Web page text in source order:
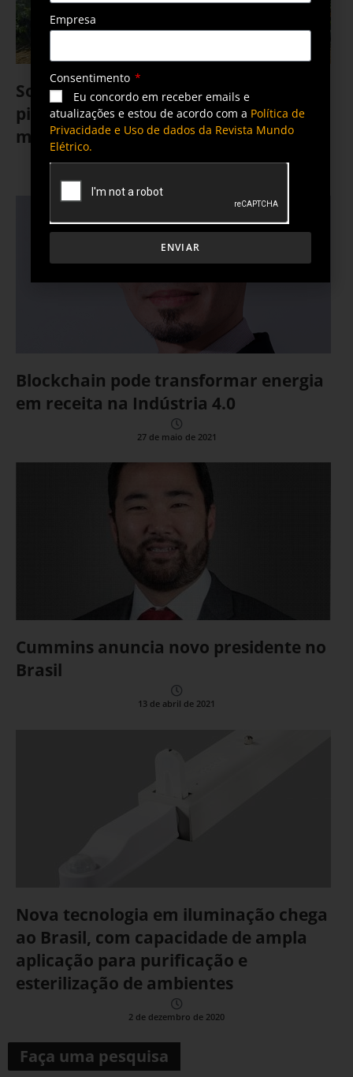
Solução permite que agricultor use
piloto automático em todas as
máquinas
Blockchain pode transformar energia
em receita na Indústria 4.0
27 de maio de 2021
Cummins anuncia novo presidente no
Brasil
13 de abril de 2021
Nova tecnologia em iluminação chega
ao Brasil, com capacidade de ampla
aplicação para purificação e
esterilização de ambientes
2 de dezembro de 2020
Faça uma pesquisa
Empresa
Consentimento
Eu concordo em receber emails e
atualizações e estou de acordo com a Política de
Privacidade e Uso de dados da Revista Mundo
Elétrico.
ENVIAR